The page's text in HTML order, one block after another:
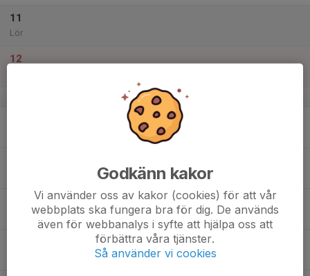
11
Lör
12
v.37
Godkänn kakor
Vi använder oss av kakor (cookies) för att vår
webbplats ska fungera bra för dig. De används
även för webbanalys i syfte att hjälpa oss att
förbättra våra tjänster.
Så använder vi cookies